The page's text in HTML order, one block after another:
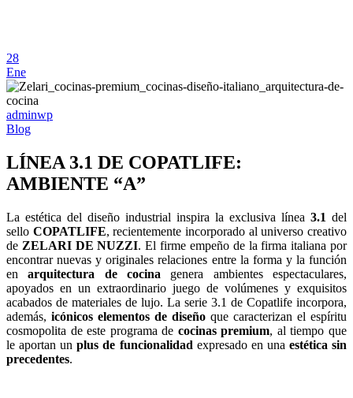
28
Ene
adminwp
Blog
LÍNEA 3.1 DE COPATLIFE:
AMBIENTE “A”
La estética del diseño industrial inspira la exclusiva línea 3.1 del
sello COPATLIFE, recientemente incorporado al universo creativo
de ZELARI DE NUZZI. El firme empeño de la firma italiana por
encontrar nuevas y originales relaciones entre la forma y la función
enarquitectura de cocina genera ambientes espectaculares,
apoyados en un extraordinario juego de volúmenes y exquisitos
acabados de materiales de lujo. La serie 3.1 de Copatlife incorpora,
además, icónicos elementos de diseño que caracterizan el espíritu
cosmopolita de este programa de cocinas premium, al tiempo que
le aportan unplus de funcionalidad expresado en una estética sin
precedentes.